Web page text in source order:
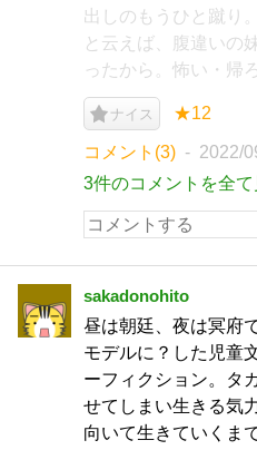
出しのもうひと蹴り
と云えば、腹違いの
ったから。怖い・帰
ナイス ★12
コメント(3)
2022/
3件のコメントを全て
sakadonohito
昼は朝廷、夜は冥府
モデルに？した児童
ーフィクション。タ
せてしまい生きる気
向いて生きていくま